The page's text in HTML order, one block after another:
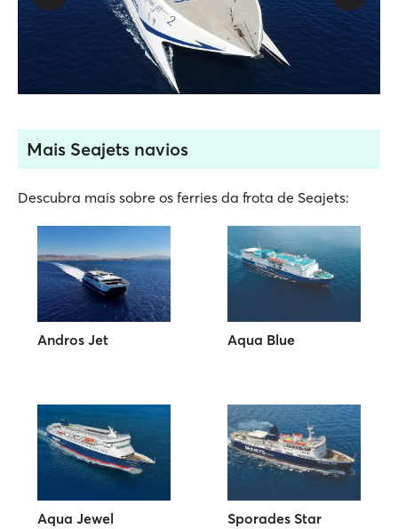
Mais Seajets navios
Descubra mais sobre os ferries da frota de Seajets:
Andros Jet Aqua Blue
Aqua Jewel Sporades Star